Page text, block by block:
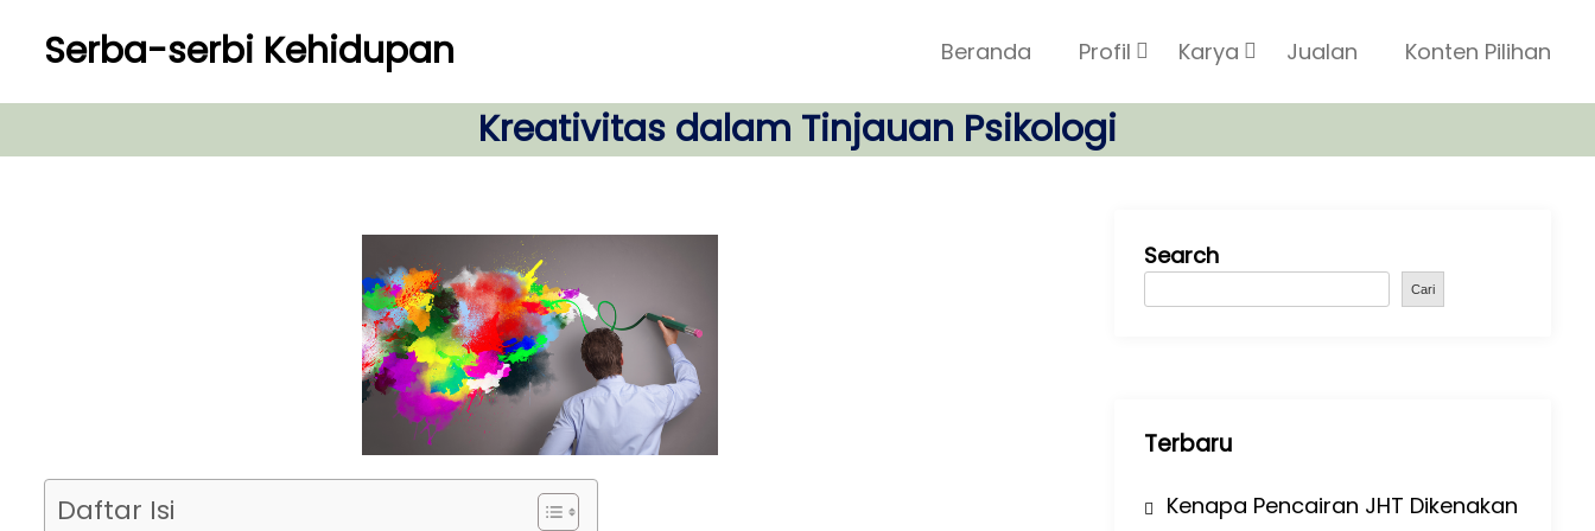
p
Serba-serbi Kehidupan Beranda Profil Karya Jualan Konten Pilihan
Kreativitas dalam Tinjauan Psikologi
Daftar Isi
Search
Cari
Terbaru
Kenapa Pencairan JHT Dikenakan